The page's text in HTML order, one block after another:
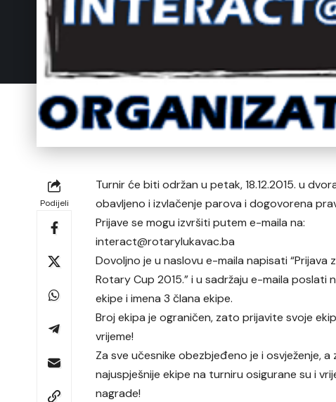
Podijeli
Turnir će biti održan u petak, 18.12.2015. u
obavljeno i izvlačenje parova i dogovorena
Prijave se mogu izvršiti putem e-maila na:
interact@rotarylukavac.ba
Dovoljno je u naslovu e-maila napisati “Prijava
Rotary Cup 2015.” i u sadržaju e-maila poslati
ekipe i imena 3 člana ekipe.
Broj ekipa je ograničen, zato prijavite svoje
vrijeme!
Za sve učesnike obezbjeđeno je i osvježenje, a
najuspješnije ekipe na turniru osigurane su i
nagrade!